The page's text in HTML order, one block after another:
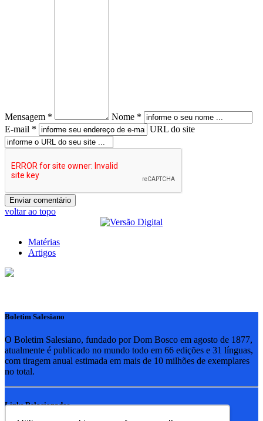
Mensagem *
Nome *
E-mail *
URL do site
voltar ao topo
Matérias
Artigos
Boletim Salesiano
O Boletim Salesiano, fundado por Dom Bosco em agosto de 1877,
atualmente é publicado no mundo todo em 66 edições e 31 línguas,
com tiragem anual estimada em mais de 10 milhões de exemplares
no total.
Links Relacionados